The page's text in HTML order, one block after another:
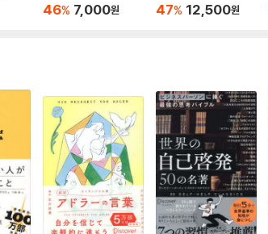
46% 7,000원
s
47% 12,500원